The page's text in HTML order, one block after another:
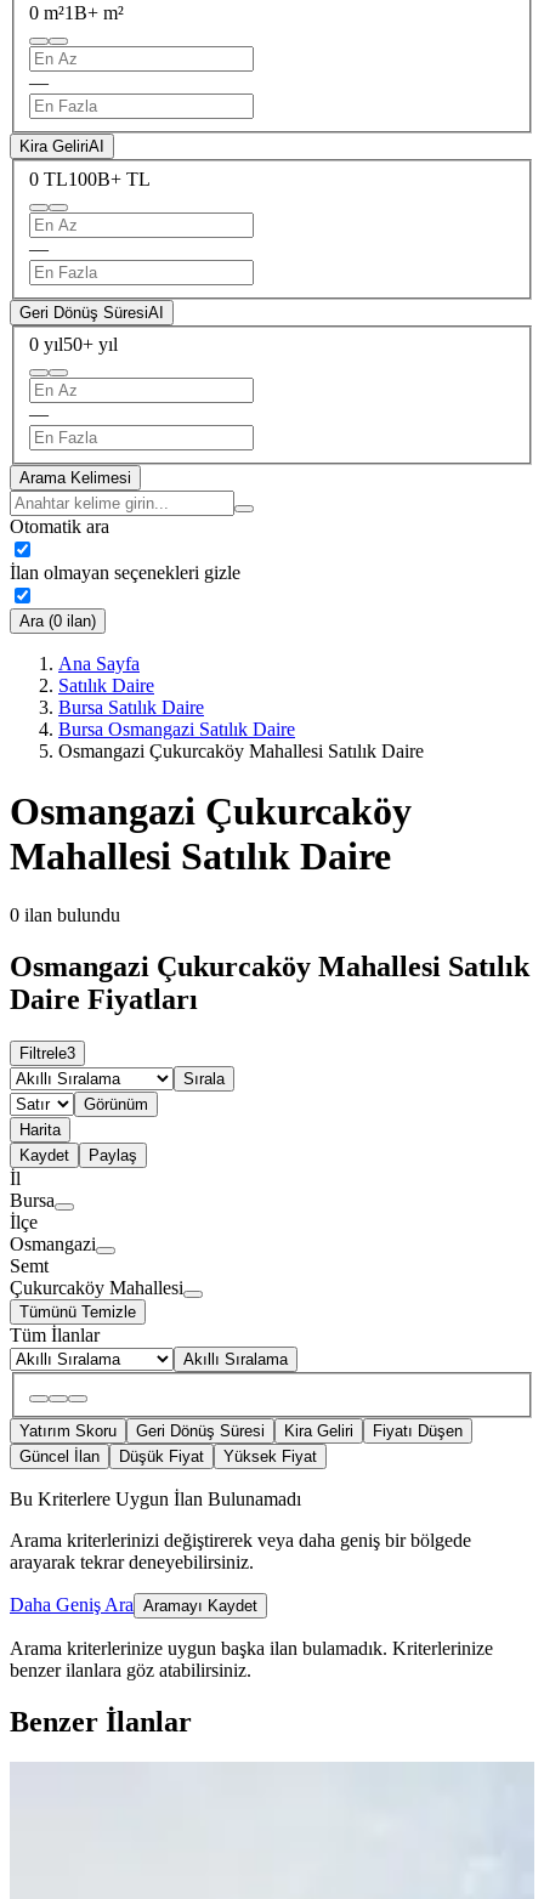
0 m²1B+ m²
—
Kira GeliriAI
0 TL100B+ TL
—
Geri Dönüş SüresiAI
0 yıl50+ yıl
—
Arama Kelimesi
Otomatik ara
İlan olmayan seçenekleri gizle
Ara (0 ilan)
Ana Sayfa
Satılık Daire
Bursa Satılık Daire
Bursa Osmangazi Satılık Daire
Osmangazi Çukurcaköy Mahallesi Satılık Daire
Osmangazi Çukurcaköy
Mahallesi Satılık Daire
0 ilan bulundu
Osmangazi Çukurcaköy Mahallesi Satılık
Daire Fiyatları
Filtrele3
Sırala
Görünüm
Harita
Kaydet
Paylaş
İl
Bursa
İlçe
Osmangazi
Semt
Çukurcaköy Mahallesi
Tümünü Temizle
Tüm İlanlar
Akıllı Sıralama
Yatırım Skoru Geri Dönüş Süresi Kira Geliri
Fiyatı Düşen
Güncel İlan
Düşük Fiyat Yüksek Fiyat
Bu Kriterlere Uygun İlan Bulunamadı
Arama kriterlerinizi değiştirerek veya daha geniş bir bölgede
arayarak tekrar deneyebilirsiniz.
Daha Geniş Ara Aramayı Kaydet
Arama kriterlerinize uygun başka ilan bulamadık. Kriterlerinize
benzer ilanlara göz atabilirsiniz.
Benzer İlanlar